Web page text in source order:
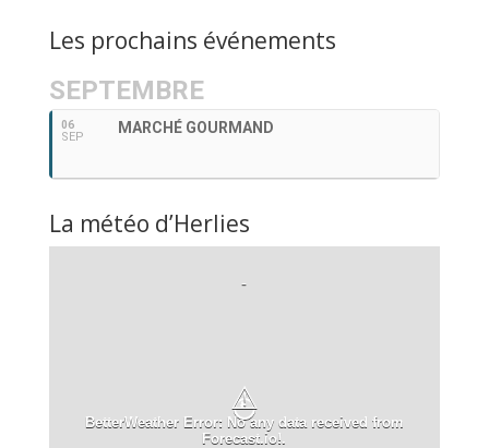
Les prochains événements
SEPTEMBRE
06
SEP
MARCHÉ GOURMAND
La météo d’Herlies
-
⚠
BetterWeather Error: No any data received from
Forecast.io!.